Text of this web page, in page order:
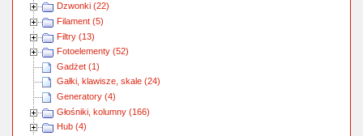
Dzwonki (22)
Filament (5)
Filtry (13)
Fotoelementy (52)
Gadżet (1)
Gałki, klawisze, skale (24)
Generatory (4)
Głośniki, kolumny (166)
Hub (4)